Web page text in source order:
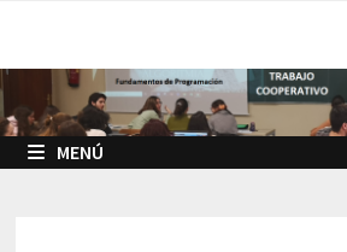
contenido
MENÚ